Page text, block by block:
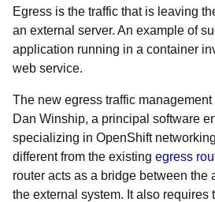
Egress is the traffic that is leaving
an external server. An example of
application running in a container
web service.
The new egress traffic
Dan Winship, a principal software
specializing in OpenShift
different from the existing egress
router acts as a bridge between the
the external system. It also requires